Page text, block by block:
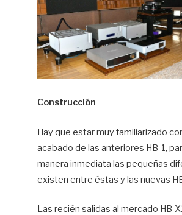
Construcción
Hay que estar muy familiarizado
acabado de las anteriores HB-1,
manera inmediata las pequeñas
existen entre éstas y las nuevas
Las recién salidas al mercado HB-